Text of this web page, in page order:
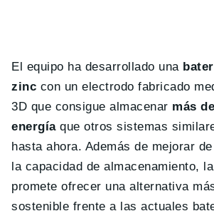
El equipo ha desarrollado una
zinc con un electrodo fabricado
3D que consigue almacenar más
energíaque otros sistemas
hasta ahora. Además de mejorar
la capacidad de almacenamiento,
promete ofrecer una alternativa
sostenible frente a las actuales